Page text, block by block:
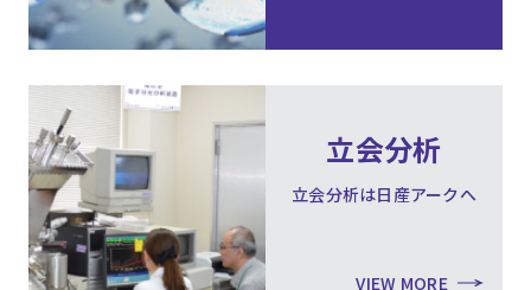
立会分析
立会分析は日産アークへ
VIEW MORE